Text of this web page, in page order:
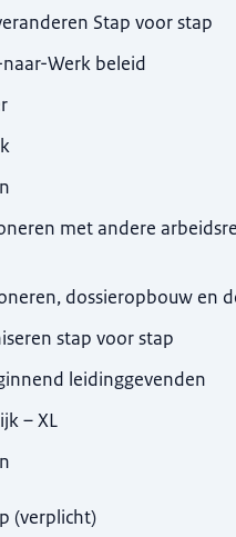
Stap voor stap
Werk beleid
met andere
dossieropbouw en
stap voor stap
leidinggevenden
– XL
(verplicht)